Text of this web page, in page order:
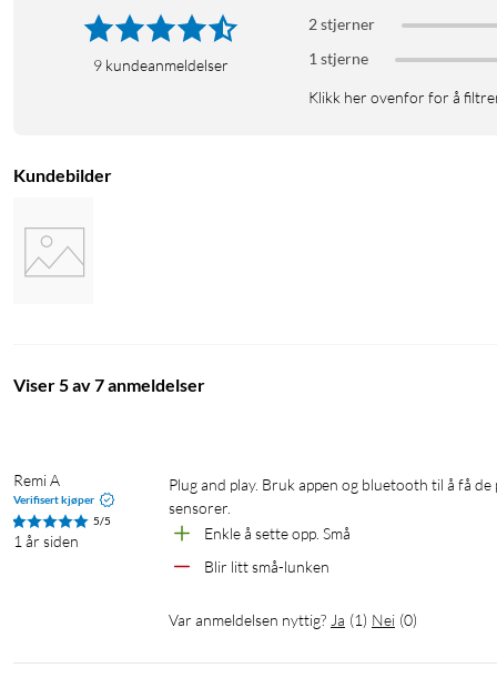
Inngangsspenning (DC): 3,3 V (fra Shelly Plus-enhet)
Strømforbruk: 0,5 W (uten sensorer)
Mål (HxBxD): 37x42x15 ±0,5 mm
9 kundeanmeldelser
2 stjerner
1 stjerne
Klikk her ovenfor for å
Kundebilder
Viser 5 av 7 anmeldelser
Remi A
Verifisert kjøper
5/5
1 år siden
Plug and play. Bruk appen og bluetooth til å få de på nett. Fungerer perfekt med Home Assistant. Testet med to temperatur-
sensorer.
Enkle å sette opp. Små
Blir litt små-lunken
Var anmeldelsen nyttig? Ja (1) Nei (0)